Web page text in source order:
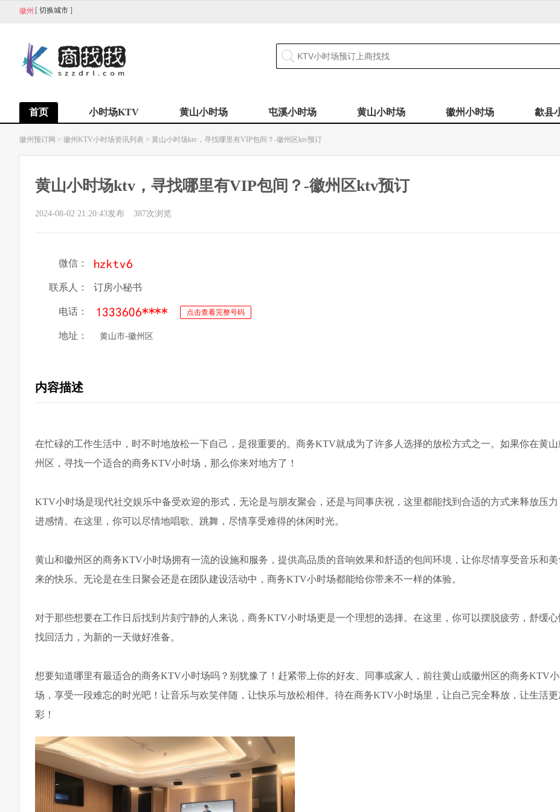
徽州 [ 切换城市 ]
首页 小时场KTV 黄山小时场 屯溪小时场 黄山小时场 徽州小时场 歙县
徽州预订网 > 徽州KTV小时场资讯列表 > 黄山小时场ktv，寻找哪里有VIP包间？-徽州区ktv预订
黄山小时场ktv，寻找哪里有VIP包间？-徽州区ktv预订
2024-08-02 21:20:43发布 387次浏览
微信：
联系人： 订房小秘书
电话： 点击查看完整号码
地址： 黄山市-徽州区
内容描述
在忙碌的工作生活中，时不时地放松一下自己，是很重要的。商务KTV就成为了许多人选择的放松方式之一。如果你在黄山
州区，寻找一个适合的商务KTV小时场，那么你来对地方了！
KTV小时场是现代社交娱乐中备受欢迎的形式，无论是与朋友聚会，还是与同事庆祝，这里都能找到合适的方式来释放压力
进感情。在这里，你可以尽情地唱歌、跳舞，尽情享受难得的休闲时光。
黄山和徽州区的商务KTV小时场拥有一流的设施和服务，提供高品质的音响效果和舒适的包间环境，让你尽情享受音乐和
来的快乐。无论是在生日聚会还是在团队建设活动中，商务KTV小时场都能给你带来不一样的体验。
对于那些想要在工作日后找到片刻宁静的人来说，商务KTV小时场更是一个理想的选择。在这里，你可以摆脱疲劳，舒缓心
找回活力，为新的一天做好准备。
想要知道哪里有最适合的商务KTV小时场吗？别犹豫了！赶紧带上你的好友、同事或家人，前往黄山或徽州区的商务KTV
场，享受一段难忘的时光吧！让音乐与欢笑伴随，让快乐与放松相伴。待在商务KTV小时场里，让自己完全释放，让生活
彩！